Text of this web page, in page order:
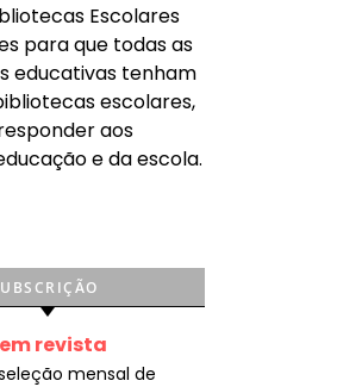
Escolares
para que todas as
educativas tenham
escolares,
aos
e da escola.
em revista
mensal de